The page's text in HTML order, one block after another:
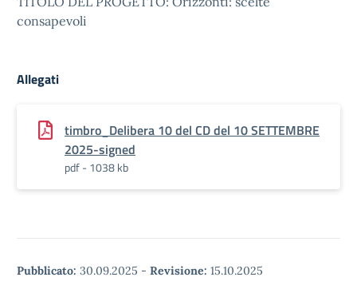
consapevoli
Allegati
timbro_Delibera 10 del CD del 10 SETTEMBRE
2025-signed
pdf - 1038 kb
Pubblicato: 30.09.2025 - Revisione: 15.10.2025